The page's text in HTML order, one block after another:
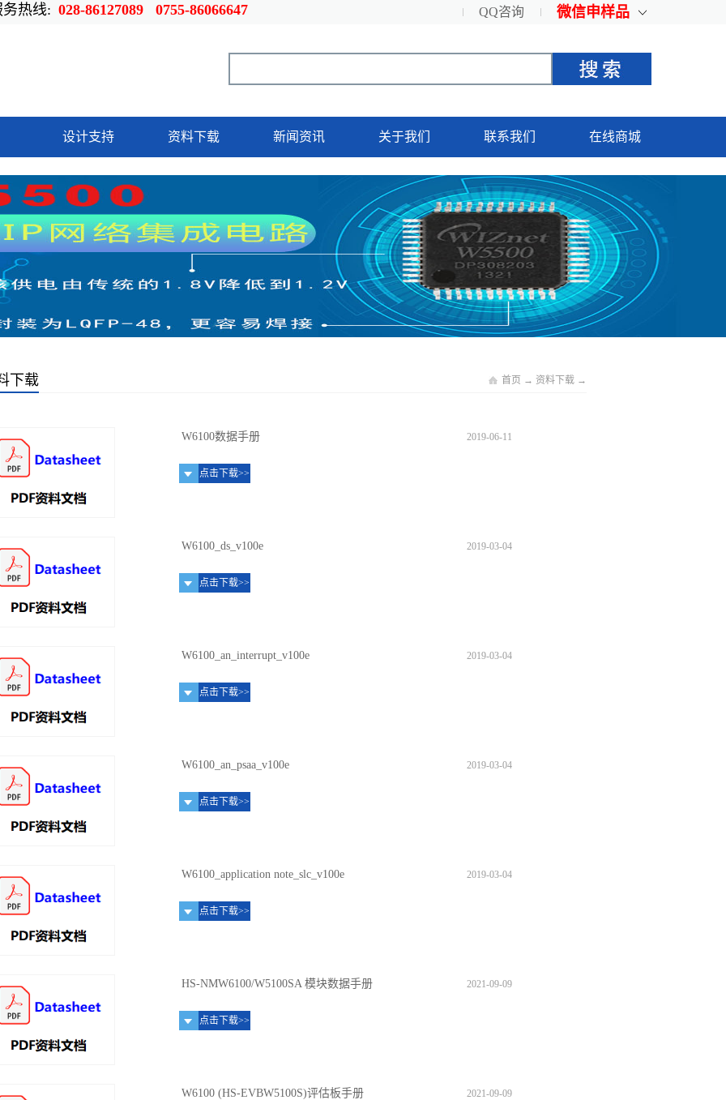
线: 028-86127089 0755-86066647 QQ咨询 微信申样品
设计支持 资料下载 新闻资讯 关于我们 联系我们 在线商城
下载 首页 → 资料下载 →
W6100数据手册 2019-06-11
点击下载>>
W6100_ds_v100e 2019-03-04
点击下载>>
W6100_an_interrupt_v100e 2019-03-04
点击下载>>
W6100_an_psaa_v100e 2019-03-04
点击下载>>
W6100_application note_slc_v100e 2019-03-04
点击下载>>
HS-NMW6100/W5100SA 模块数据手册 2021-09-09
点击下载>>
W6100 (HS-EVBW5100S)评估板手册 2021-09-09